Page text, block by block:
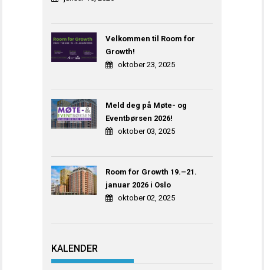
Velkommen til Room for
Growth!
oktober 23, 2025
Meld deg på Møte- og
Eventbørsen 2026!
oktober 03, 2025
Room for Growth 19.–21.
januar 2026 i Oslo
oktober 02, 2025
KALENDER